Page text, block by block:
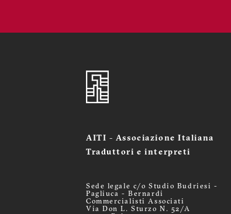
AITI - Associazione Italiana
Traduttori e interpreti
Sede legale c/o Studio Budriesi -
Pagliuca - Bernardi
Commercialisti Associati
Via Don L. Sturzo N. 52/A